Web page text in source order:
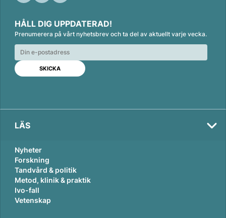
n
k
e
d
n
c
e
b
o
o
k
a
i
l
HÅLL DIG UPPDATERAD!
Prenumerera på vårt nyhetsbrev och ta del av aktuellt varje vecka.
LÄS
Nyheter
Forskning
Tandvård & politik
Metod, klinik & praktik
Ivo-fall
Vetenskap